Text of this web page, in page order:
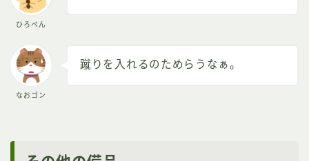
ひろぺん
なおゴン
蹴りを入れるのためらうなぁ。